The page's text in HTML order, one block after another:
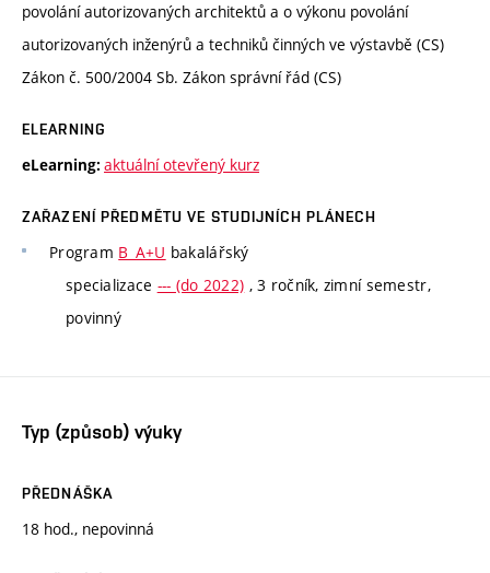
povolání autorizovaných architektů a o výkonu povolání
autorizovaných inženýrů a techniků činných ve výstavbě (CS)
Zákon č. 500/2004 Sb. Zákon správní řád (CS)
ELEARNING
eLearning: aktuální otevřený kurz
ZAŘAZENÍ PŘEDMĚTU VE STUDIJNÍCH PLÁNECH
Program B_A+U bakalářský
specializace --- (do 2022) , 3 ročník, zimní semestr,
povinný
Typ (způsob) výuky
PŘEDNÁŠKA
18 hod., nepovinná